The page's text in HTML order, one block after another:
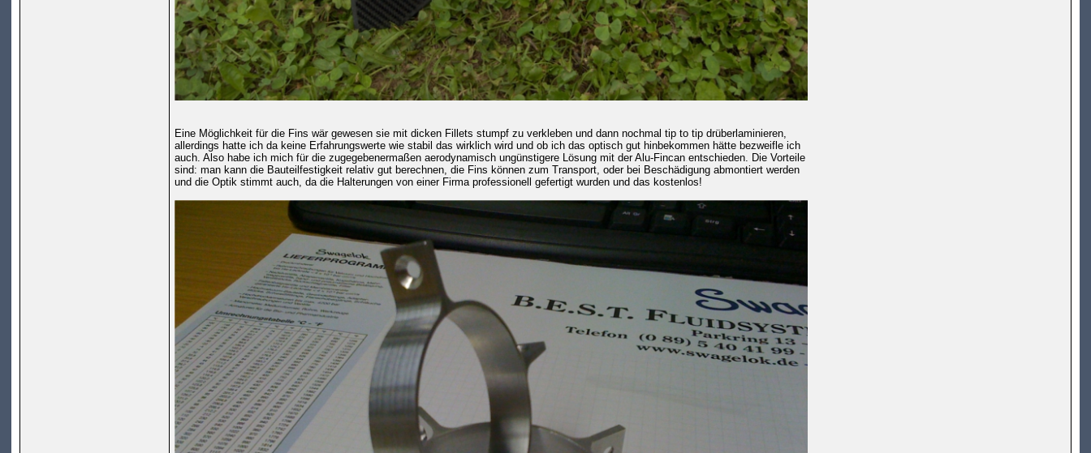
Eine Möglichkeit für die Fins wär gewesen sie mit dicken Fillets stumpf zu verkleben und dann nochmal tip to tip drüberlaminieren,
allerdings hatte ich da keine Erfahrungswerte wie stabil das wirklich wird und ob ich das optisch gut hinbekommen hätte bezweifle ich
auch. Also habe ich mich für die zugegebenermaßen aerodynamisch ungünstigere Lösung mit der Alu-Fincan entschieden. Die Vorteile
sind: man kann die Bauteilfestigkeit relativ gut berechnen, die Fins können zum Transport, oder bei Beschädigung abmontiert werden
und die Optik stimmt auch, da die Halterungen von einer Firma professionell gefertigt wurden und das kostenlos!